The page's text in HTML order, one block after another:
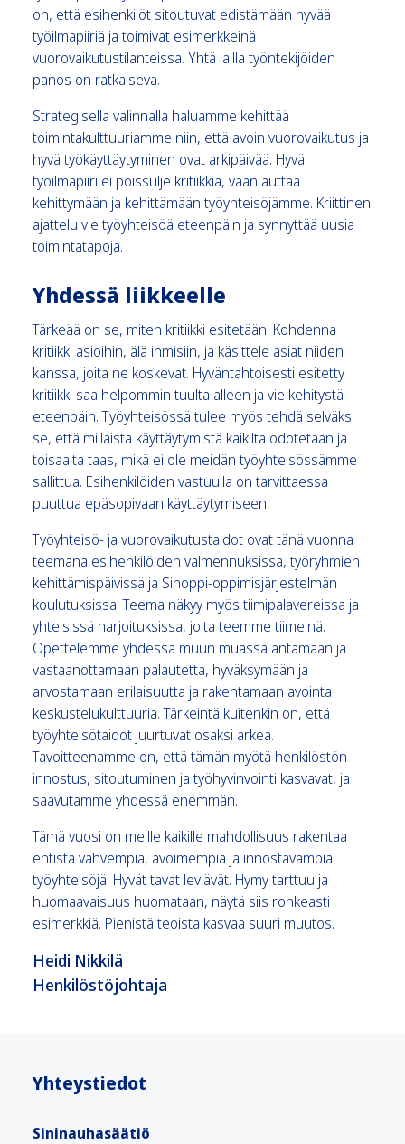
on, että esihenkilöt sitoutuvat edistämään hyvää
työilmapiiriä ja toimivat esimerkkeinä
vuorovaikutustilanteissa. Yhtä lailla työntekijöiden
panos on ratkaiseva.
Strategisella valinnalla haluamme kehittää
toimintakulttuuriamme niin, että avoin vuorovaikutus ja
hyvä työkäyttäytyminen ovat arkipäivää. Hyvä
työilmapiiri ei poissulje kritiikkiä, vaan auttaa
kehittymään ja kehittämään työyhteisöjämme. Kriittinen
ajattelu vie työyhteisöä eteenpäin ja synnyttää uusia
toimintatapoja.
Yhdessä liikkeelle
Tärkeää on se, miten kritiikki esitetään. Kohdenna
kritiikki asioihin, älä ihmisiin, ja käsittele asiat niiden
kanssa, joita ne koskevat. Hyväntahtoisesti esitetty
kritiikki saa helpommin tuulta alleen ja vie kehitystä
eteenpäin. Työyhteisössä tulee myös tehdä selväksi
se, että millaista käyttäytymistä kaikilta odotetaan ja
toisaalta taas, mikä ei ole meidän työyhteisössämme
sallittua. Esihenkilöiden vastuulla on tarvittaessa
puuttua epäsopivaan käyttäytymiseen.
Työyhteisö- ja vuorovaikutustaidot ovat tänä vuonna
teemana esihenkilöiden valmennuksissa, työryhmien
kehittämispäivissä ja Sinoppi-oppimisjärjestelmän
koulutuksissa. Teema näkyy myös tiimipalavereissa ja
yhteisissä harjoituksissa, joita teemme tiimeinä.
Opettelemme yhdessä muun muassa antamaan ja
vastaanottamaan palautetta, hyväksymään ja
arvostamaan erilaisuutta ja rakentamaan avointa
keskustelukulttuuria. Tärkeintä kuitenkin on, että
työyhteisötaidot juurtuvat osaksi arkea.
Tavoitteenamme on, että tämän myötä henkilöstön
innostus, sitoutuminen ja työhyvinvointi kasvavat, ja
saavutamme yhdessä enemmän.
Tämä vuosi on meille kaikille mahdollisuus rakentaa
entistä vahvempia, avoimempia ja innostavampia
työyhteisöjä. Hyvät tavat leviävät. Hymy tarttuu ja
huomaavaisuus huomataan, näytä siis rohkeasti
esimerkkiä. Pienistä teoista kasvaa suuri muutos.
Heidi Nikkilä
Henkilöstöjohtaja
Yhteystiedot
Sininauhasäätiö